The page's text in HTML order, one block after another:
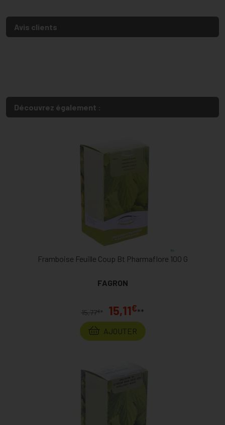
Avis clients
Découvrez également :
Framboise Feuille Coup Bt Pharmaflore 100 G
FAGRON
15,77€ * 15,11€**
AJOUTER